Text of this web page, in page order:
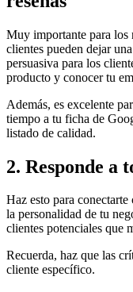
Muy importante para los
clientes pueden dejar
persuasiva para los
producto y conocer tu
Además, es excelente
tiempo a tu ficha de
listado de calidad.
2. Responde a
Haz esto para
la personalidad de tu
clientes potenciales que
Recuerda, haz que las
cliente específico.